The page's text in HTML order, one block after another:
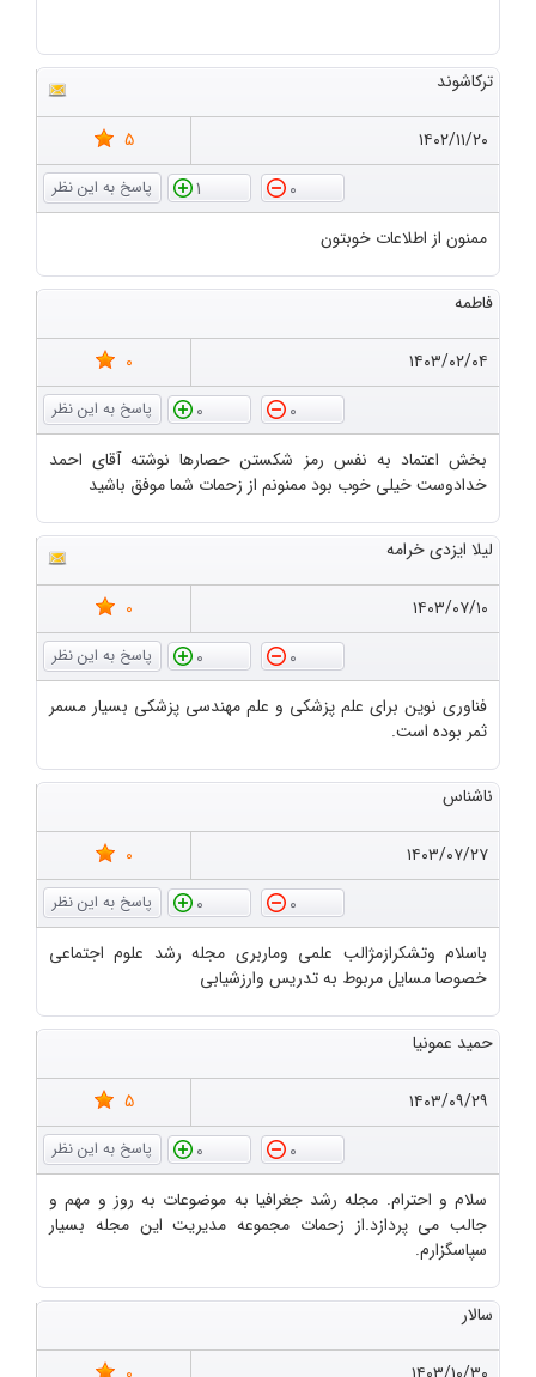
ترکاشوند
۱۴۰۲/۱۱/۲۰
5
0
1
ممنون از اطلاعات خوبتون
فاطمه
۱۴۰۳/۰۲/۰۴
0
0
0
بخش اعتماد به نفس رمز شکستن حصارها نوشته آقای احمد
خدادوست خیلی خوب بود ممنونم از زحمات شما موفق باشید
لیلا ایزدی خرامه
۱۴۰۳/۰۷/۱۰
0
0
0
فناوری نوین برای علم پزشکی و علم مهندسی پزشکی بسیار مسمر
ثمر بوده است.
ناشناس
۱۴۰۳/۰۷/۲۷
0
0
0
باسلام وتشکرازمژالب علمی وماربری مجله رشد علوم اجتماعی
خصوصا مسایل مربوط به تدریس وارزشیابی
حمید عمونیا
۱۴۰۳/۰۹/۲۹
5
0
0
سلام و احترام. مجله رشد جغرافیا به موضوعات به روز و مهم و
جالب می پردازد.از زحمات مجموعه مدیریت این مجله بسیار
سپاسگزارم.
سالار